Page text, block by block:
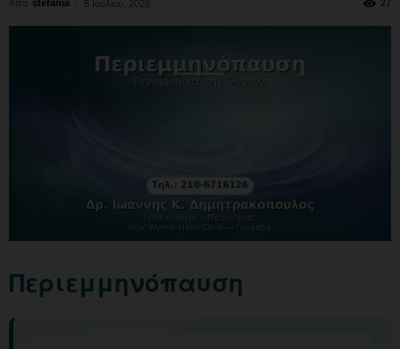
Από stefania - 5 Ιουλίου, 2026 27
Περιεμμηνόπαυση